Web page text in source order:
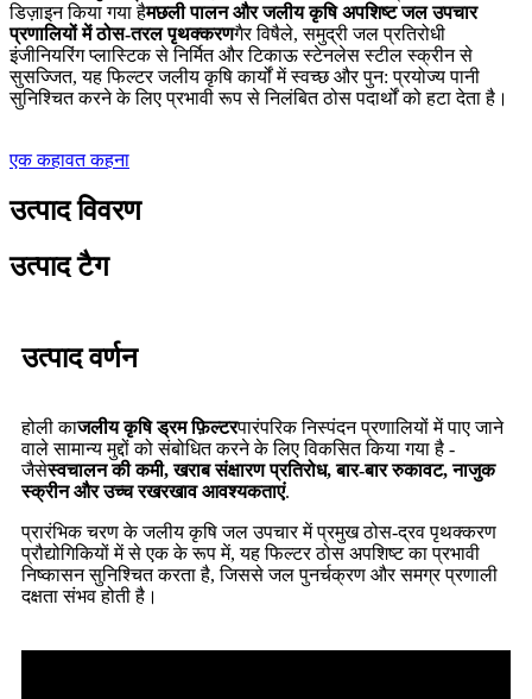
डिज़ाइन किया गया हैमछली पालन और जलीय कृषि अपशिष्ट जल उपचार
प्रणालियों में ठोस-तरल पृथक्करणगैर विषैले, समुद्री जल प्रतिरोधी
इंजीनियरिंग प्लास्टिक से निर्मित और टिकाऊ स्टेनलेस स्टील स्क्रीन से
सुसज्जित, यह फिल्टर जलीय कृषि कार्यों में स्वच्छ और पुन: प्रयोज्य पानी
सुनिश्चित करने के लिए प्रभावी रूप से निलंबित ठोस पदार्थों को हटा देता है।
एक कहावत कहना
उत्पाद विवरण
उत्पाद टैग
उत्पाद वर्णन
होली काजलीय कृषि ड्रम फ़िल्टरपारंपरिक निस्पंदन प्रणालियों में पाए जाने
वाले सामान्य मुद्दों को संबोधित करने के लिए विकसित किया गया है -
जैसेस्वचालन की कमी, खराब संक्षारण प्रतिरोध, बार-बार रुकावट, नाजुक
स्क्रीन और उच्च रखरखाव आवश्यकताएं.
प्रारंभिक चरण के जलीय कृषि जल उपचार में प्रमुख ठोस-द्रव पृथक्करण
प्रौद्योगिकियों में से एक के रूप में, यह फिल्टर ठोस अपशिष्ट का प्रभावी
निष्कासन सुनिश्चित करता है, जिससे जल पुनर्चक्रण और समग्र प्रणाली
दक्षता संभव होती है।